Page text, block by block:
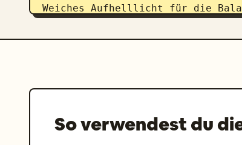
Weiches Aufhelllicht für die
Tiefe, klare Schatten für hohen
Kleine Zeile: „Nicht irgendein
So verwendest du